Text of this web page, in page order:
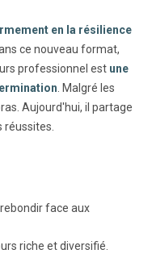
en la résilience
ce nouveau format,
professionnel est une
. Malgré les
Aujourd'hui, il partage
réussites.
face aux
riche et diversifié.